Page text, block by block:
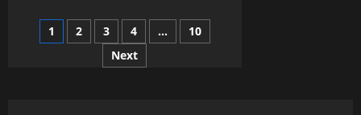
Ibu,
Satu
Keluarga:
Perjalanan
Hidupku
1 2 3 4 …
10
Next